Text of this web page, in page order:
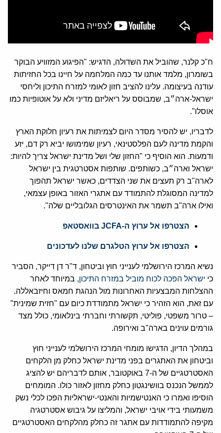
ח"כ קלנר, שהוביל את השדולה, הדגיש: "הפיגוע המזוויע הבוקר
בשומרון, מלמד אותנו עד כמה המלחמה על חיינו בכל החזיתות
עודנה בעיצומה. עלינו להציב חזון לאומי למזרח התיכון וליחסי
ישראל-ארה״ב, שמבוסס על ריאליזם מדיני ולא על אוטופיות כמו
אוסלו".
לדבריו, יש להסיר מסדר היום לצמיתות את רעיון חלוקת הארץ
והקמת מדינה לעם הפלסטינאי, רעיון שמימושו יביא רק דם, יזע
ודמעות. הוא הוסיף כי "החזון שלי ושל מדינת ישראל צריך להיות:
ישראל וארה״ב, כשותפים. שותפות אסטרטגית בין ישראל
לארה"ב רק תעצים את שני הצדדים, כאשר ישראל תהפוך
למדינה המסוגלת להתמודד עם אתגרי האזור באופן עצמאי,
ואילו ארה"ב תשמר את האינטרסים הגלובליים שלה".
הצטרפו אל ערוץ ה-JCFA בוואסטאפ
הצטרפו אל ערוץ הטלגרם שלנו לעדכונים
נשיא המרכז הירושלמי לענייני חוץ וביטחון, ד"ר דן דייקר, הסביר
כי ישראל הפכה לכוח מוביל במזרח התיכון, במיוחד לאחר
ההצלחות המבצעיות האחרונות מול הנהגת חמאס וחיזבאללה.
עם זאת, הוא הזהיר כי ישראל מתמודדת כיום עם "חזית שמינית"
– טרור משפטי, פוליטי, תקשורתי וחברתי בינלאומי, כולל מצד
גורמים עוינים בארה"ב ואירופה.
במהלך הדיון, הדגישו מומחי המרכז הירושלמי לענייני חוץ
וביטחון את האתגרים בפני מדינת ישראל כחלק מן הלקחים
האסטרטגיים של ה-7 באוקטובר, אותם לדבריהם יש להציג
לממשל הנכנס בוושינגטון כחלק מחזון לאזור כולו. המומחים
הוסיפו ואמרו כי האנטישמיות והאנטי-ישראליות הפכו לכלי נשק
משמעותי בידי אויבי ישראל, והמליצו על גיבוש אסטרטגיה
מקיפה להתמודדות עם אתגר זה כחלק מהלקחים האסטרטגיים